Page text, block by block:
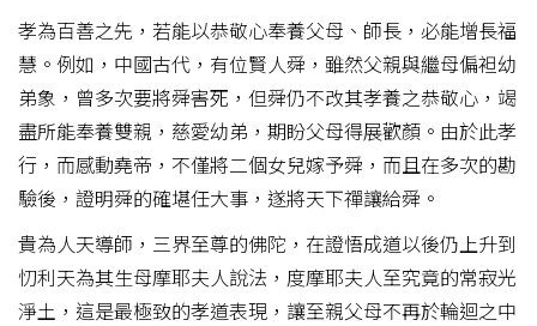
孝為百善之先，若能以恭敬心奉養父母、師長，必能增長福
慧。例如，中國古代，有位賢人舜，雖然父親與繼母偏袒幼
弟象，曾多次要將舜害死，但舜仍不改其孝養之恭敬心，竭
盡所能奉養雙親，慈愛幼弟，期盼父母得展歡顏。由於此孝
行，而感動堯帝，不僅將二個女兒嫁予舜，而且在多次的勘
驗後，證明舜的確堪任大事，遂將天下禪讓給舜。
貴為人天導師，三界至尊的佛陀，在證悟成道以後仍上升到
忉利天為其生母摩耶夫人說法，度摩耶夫人至究竟的常寂光
淨土，這是最極致的孝道表現，讓至親父母不再於輪迴之中